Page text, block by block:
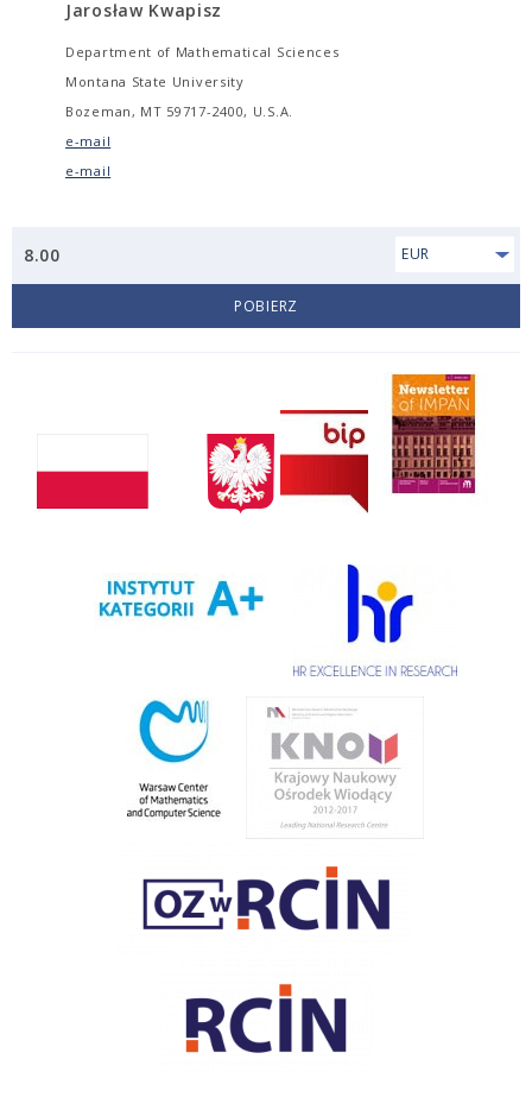
Jarosław Kwapisz
Department of Mathematical Sciences
Montana State University
Bozeman, MT 59717-2400, U.S.A.
e-mail
e-mail
8.00 EUR
POBIERZ